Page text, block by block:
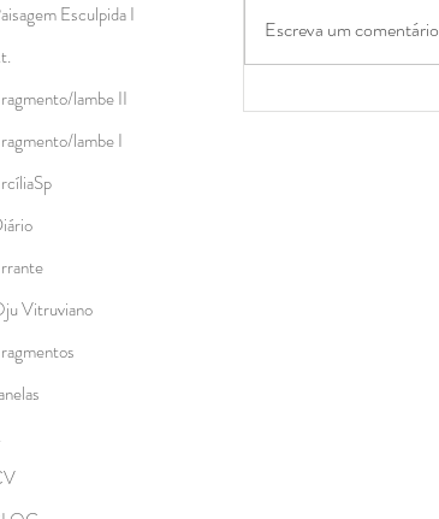
Escreva um comentário
Esculpida I
lambe II
lambe I
Vitruviano